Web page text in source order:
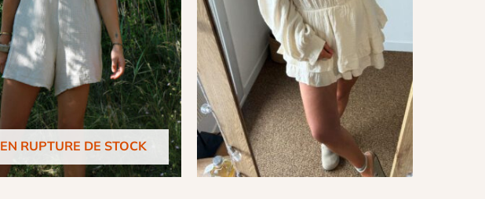
EN RUPTURE DE STOCK